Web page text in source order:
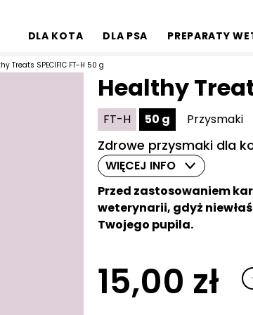
DLA KOTA
DLA PSA PREPARATY
Treats SPECIFIC FT-H 50 g
Healthy
FT-H 50 g Przysmaki
Zdrowe przysmaki dla
WIĘCEJ INFO
Przed zastosowaniem
weterynarii, gdyż
Twojego pupila.
15,00 zł